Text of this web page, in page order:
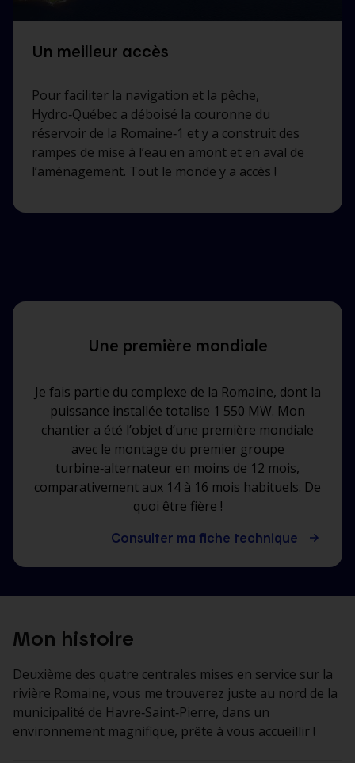
Un meilleur accès
Pour faciliter la navigation et la pêche,
Hydro‑Québec a déboisé la couronne du
réservoir de la Romaine‑1 et y a construit des
rampes de mise à l’eau en amont et en aval de
l’aménagement. Tout le monde y a accès !
Une première mondiale
Je fais partie du complexe de la Romaine, dont la
puissance installée totalise 1 550 MW. Mon
chantier a été l’objet d’une première mondiale
avec le montage du premier groupe
turbine‑alternateur en moins de 12 mois,
comparativement aux 14 à 16 mois habituels. De
quoi être fière !
Consulter ma fiche technique
Mon histoire
Deuxième des quatre centrales mises en service sur la
rivière Romaine, vous me trouverez juste au nord de la
municipalité de Havre‑Saint‑Pierre, dans un
environnement magnifique, prête à vous accueillir !